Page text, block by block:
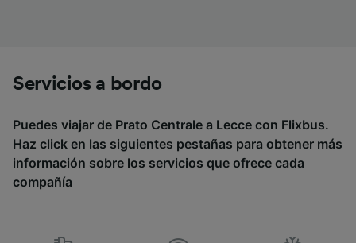
Servicios a bordo
Puedes viajar de Prato Centrale a Lecce con Flixbus.
Haz click en las siguientes pestañas para obtener más
información sobre los servicios que ofrece cada
compañía